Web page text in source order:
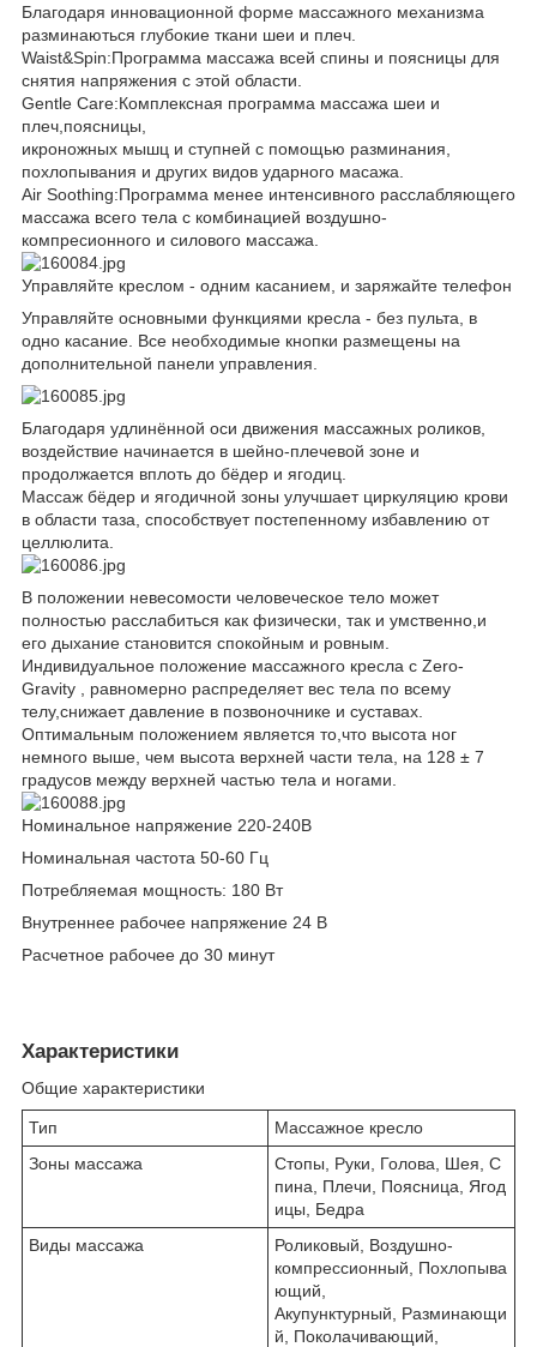
Благодаря инновационной форме массажного механизма
разминаються глубокие ткани шеи и плеч.
Waist&Spin:Программа массажа всей спины и поясницы для
снятия напряжения с этой области.
Gentle Care:Комплексная программа массажа шеи и
плеч,поясницы,
икроножных мышц и ступней с помощью разминания,
похлопывания и других видов ударного масажа.
Air Soothing:Программа менее интенсивного расслабляющего
массажа всего тела с комбинацией воздушно-
компресионного и силового массажа.
Управляйте креслом - одним касанием, и заряжайте телефон
Управляйте основными функциями кресла - без пульта, в
одно касание. Все необходимые кнопки размещены на
дополнительной панели управления.
Благодаря удлинённой оси движения массажных роликов,
воздействие начинается в шейно-плечевой зоне и
продолжается вплоть до бёдер и ягодиц.
Массаж бёдер и ягодичной зоны улучшает циркуляцию крови
в области таза, способствует постепенному избавлению от
целлюлита.
В положении невесомости человеческое тело может
полностью расслабиться как физически, так и умственно,и
его дыхание становится спокойным и ровным.
Индивидуальное положение массажного кресла с Zero-
Gravity , равномерно распределяет вес тела по всему
телу,снижает давление в позвоночнике и суставах.
Оптимальным положением является то,что высота ног
немного выше, чем высота верхней части тела, на 128 ± 7
градусов между верхней частью тела и ногами.
Номинальное напряжение 220-240В
Номинальная частота 50-60 Гц
Потребляемая мощность: 180 Вт
Внутреннее рабочее напряжение 24 В
Расчетное рабочее до 30 минут
Характеристики
Общие характеристики
Тип
Массажное кресло
Зоны массажа
Стопы, Руки, Голова, Шея, С
пина, Плечи, Поясница, Ягод
ицы, Бедра
Виды массажа
Роликовый, Воздушно-
компрессионный, Похлопыва
ющий,
Акупунктурный, Разминающи
й, Поколачивающий,